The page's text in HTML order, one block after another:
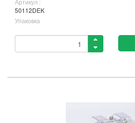
Артикул :
50112DEK
Упаковка